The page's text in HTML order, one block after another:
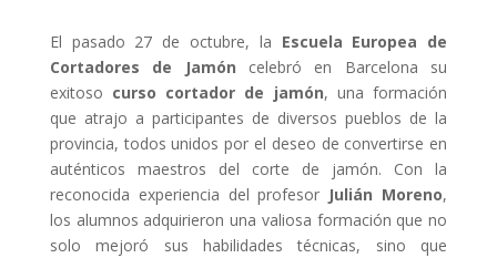
El pasado 27 de octubre, la Escuela Europea de
Cortadores de Jamón celebró en Barcelona su
exitoso curso cortador de jamón, una formación
que atrajo a participantes de diversos pueblos de la
provincia, todos unidos por el deseo de convertirse en
auténticos maestros del corte de jamón. Con la
reconocida experiencia del profesor Julián Moreno,
los alumnos adquirieron una valiosa formación que no
solo mejoró sus habilidades técnicas, sino que